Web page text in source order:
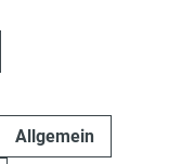
Allgemein